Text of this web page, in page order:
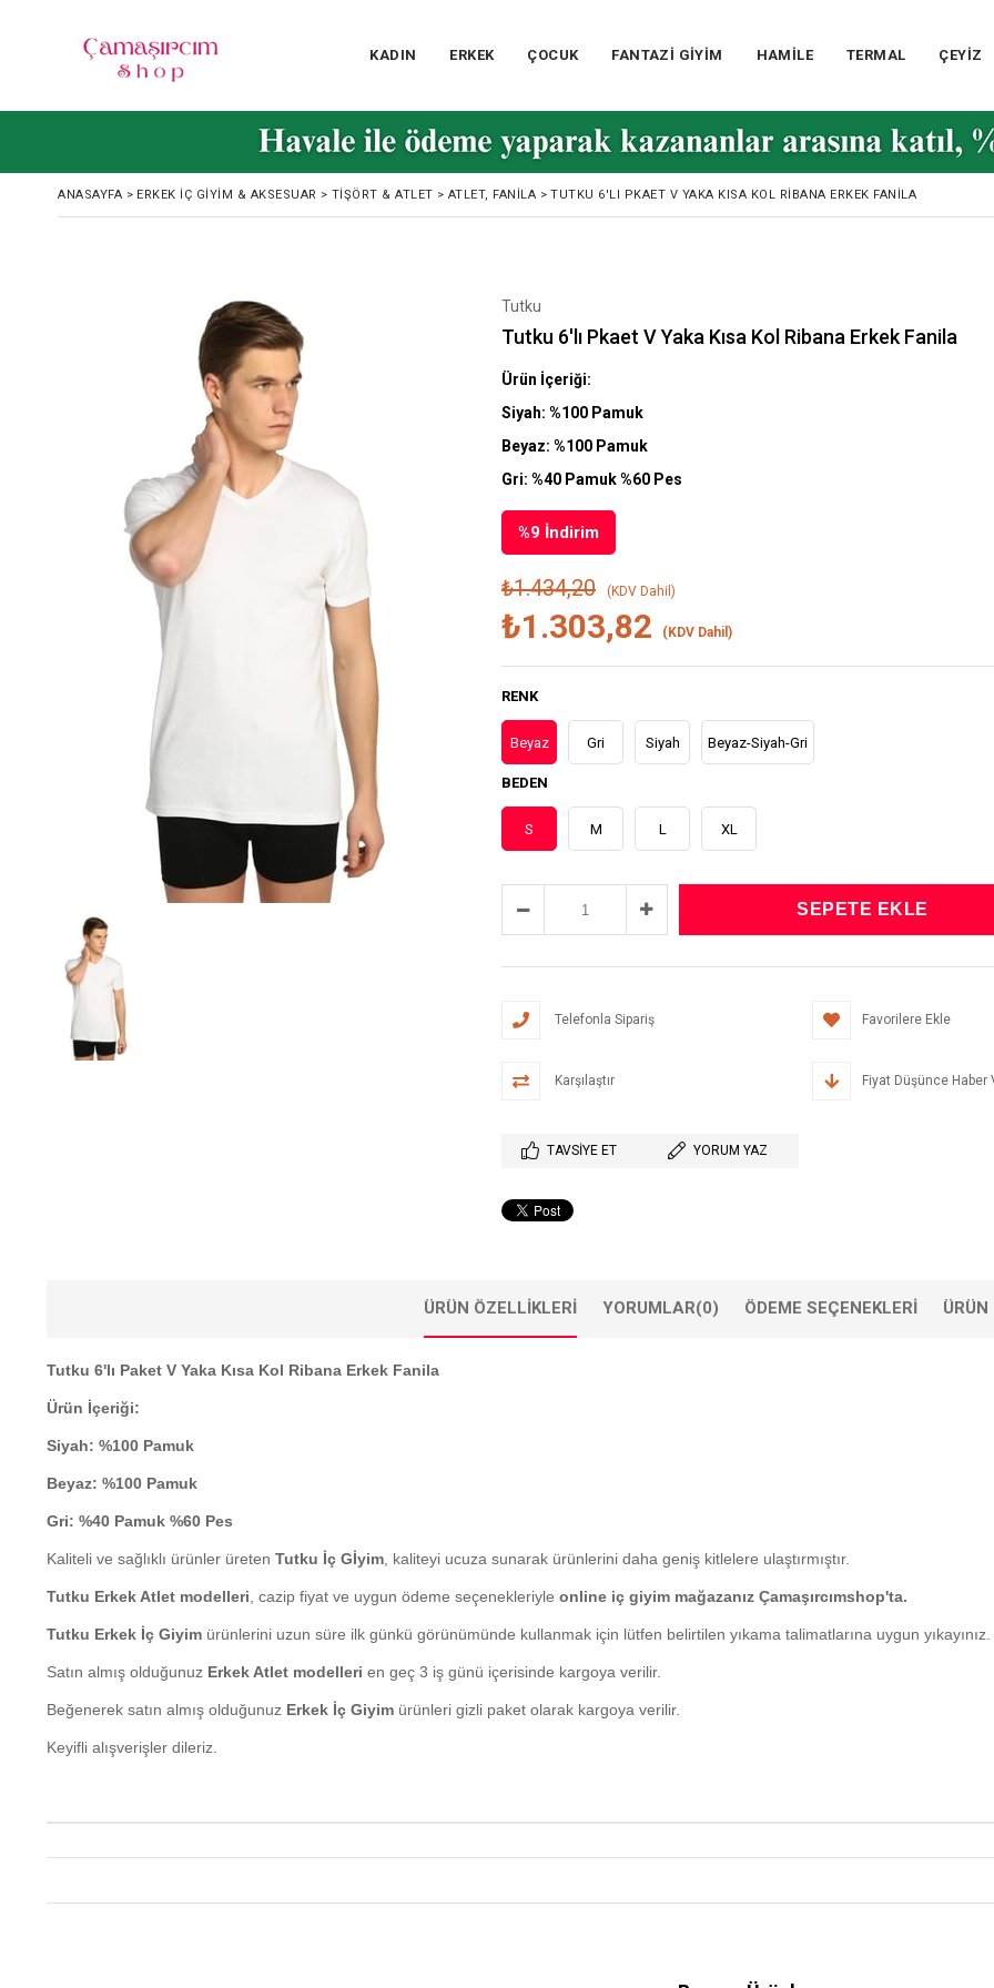
KADIN ERKEK ÇOCUK FANTAZİ GİYİM HAMİLE TERMAL ÇEYİZ
ANASAYFA > ERKEK İÇ GIYIM & AKSESUAR > TIŞÖRT & ATLET > ATLET, FANILA > TUTKU 6'LI PKAET V YAKA KISA KOL RIBANA ERKEK FANILA
Tutku
Tutku 6'lı Pkaet V Yaka Kısa Kol Ribana Erkek Fanila
Ürün İçeriği:
Siyah: %100 Pamuk
Beyaz: %100 Pamuk
Gri: %40 Pamuk %60 Pes
%9 İndirim
₺1.434,20 (KDV Dahil)
₺1.303,82 (KDV Dahil)
RENK
Beyaz Gri Siyah Beyaz-Siyah-Gri
BEDEN
S M L XL
Telefonla Sipariş Favorilere Ekle
Karşılaştır Fiyat Düşünce Haber
TAVSIYE ET YORUM YAZ
ÜRÜN ÖZELLIKLERI YORUMLAR(0) ÖDEME SEÇENEKLERI ÜRÜN
Tutku 6'lı Paket V Yaka Kısa Kol Ribana Erkek Fanila
Ürün İçeriği:
Siyah: %100 Pamuk
Beyaz: %100 Pamuk
Gri: %40 Pamuk %60 Pes
Kaliteli ve sağlıklı ürünler üreten Tutku İç Gİyim , kaliteyi ucuza sunarak ürünlerini daha geniş kitlelere ulaştırmıştır.
Tutku Erkek Atlet modelleri , cazip fiyat ve uygun ödeme seçenekleriyle online iç giyim mağazanız Çamaşırcımshop'ta.
Tutku Erkek İç Giyim ürünlerini uzun süre ilk günkü görünümünde kullanmak için lütfen belirtilen yıkama talimatlarına uygun yıkayınız.
Satın almış olduğunuz Erkek Atlet modelleri en geç 3 iş günü içerisinde kargoya verilir.
Beğenerek satın almış olduğunuz Erkek İç Giyim ürünleri gizli paket olarak kargoya verilir.
Keyifli alışverişler dileriz.